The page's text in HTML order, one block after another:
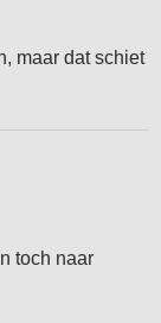
maar dat schiet
toch naar